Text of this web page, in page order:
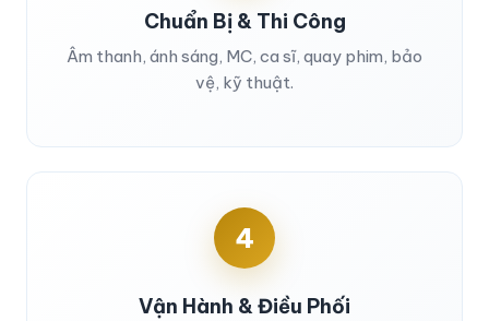
Chuẩn Bị & Thi Công
Âm thanh, ánh sáng, MC, ca sĩ, quay phim, bảo
vệ, kỹ thuật.
4
Vận Hành & Điều Phối